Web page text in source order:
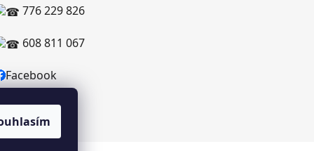
776 229 826
608 811 067
Facebook